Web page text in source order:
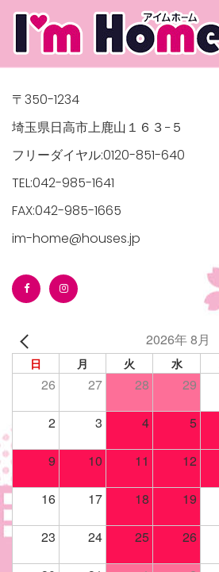
〒350-1234
埼玉県日高市上鹿山１６３−５
フリーダイヤル:0120-851-640
TEL:042-985-1641
FAX:042-985-1665
im-home@houses.jp
2026年 8月
日 月 火 水
26 27 28 29
2 3 4 5
9 10 11 12
16 17 18 19
23 24 25 26